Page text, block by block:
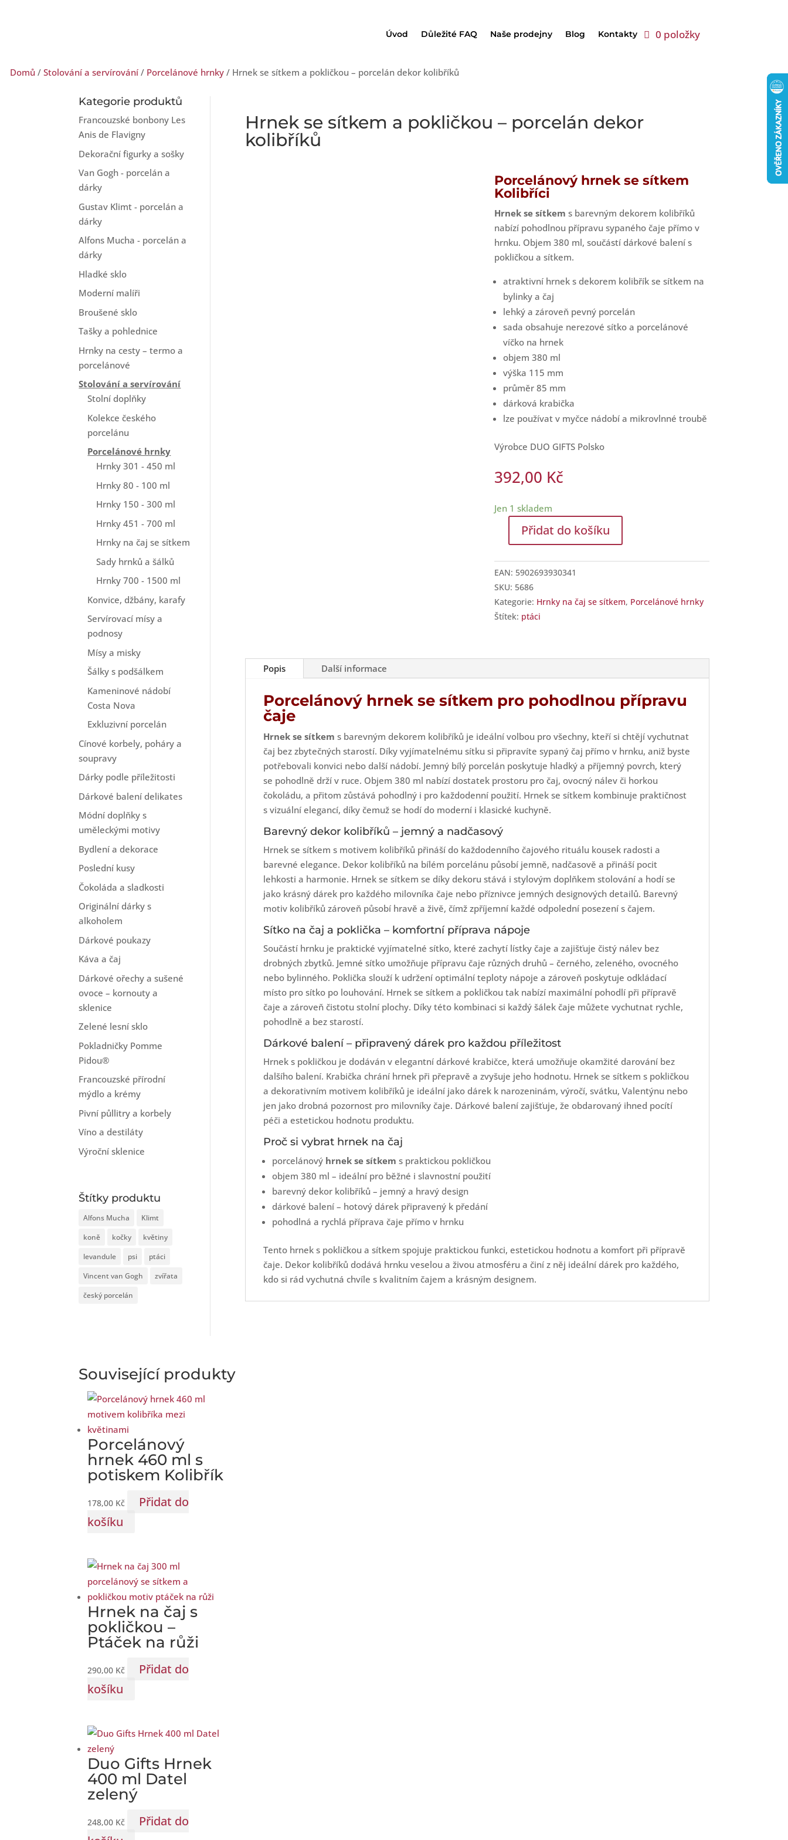
Úvod Důležité FAQ Naše prodejny Blog Kontakty 0 položky
Domů / Stolování a servírování / Porcelánové hrnky / Hrnek se sítkem a pokličkou – porcelán dekor kolibříků
Kategorie produktů
Francouzské bonbony Les
Anis de Flavigny
Dekorační figurky a sošky
Van Gogh - porcelán a
dárky
Gustav Klimt - porcelán a
dárky
Alfons Mucha - porcelán a
dárky
Hladké sklo
Moderní malíři
Broušené sklo
Tašky a pohlednice
Hrnky na cesty – termo a
porcelánové
Stolování a servírování
Stolní doplňky
Kolekce českého
porcelánu
Porcelánové hrnky
Hrnky 301 - 450 ml
Hrnky 80 - 100 ml
Hrnky 150 - 300 ml
Hrnky 451 - 700 ml
Hrnky na čaj se sítkem
Sady hrnků a šálků
Hrnky 700 - 1500 ml
Konvice, džbány, karafy
Servírovací mísy a
podnosy
Mísy a misky
Šálky s podšálkem
Kameninové nádobí
Costa Nova
Exkluzivní porcelán
Cínové korbely, poháry a
soupravy
Dárky podle příležitosti
Dárkové balení delikates
Módní doplňky s
uměleckými motivy
Bydlení a dekorace
Poslední kusy
Čokoláda a sladkosti
Originální dárky s
alkoholem
Dárkové poukazy
Káva a čaj
Dárkové ořechy a sušené
ovoce – kornouty a
sklenice
Zelené lesní sklo
Pokladničky Pomme
Pidou®
Francouzské přírodní
mýdlo a krémy
Pivní půllitry a korbely
Víno a destiláty
Výroční sklenice
Štítky produktu
Alfons Mucha
Klimt
koně
kočky
květiny
levandule
psi
ptáci
Vincent van Gogh
zvířata
český porcelán
Hrnek se sítkem a pokličkou – porcelán dekor
kolibříků
Porcelánový hrnek se sítkem
Kolibříci
Hrnek se sítkem s barevným dekorem kolibříků
nabízí pohodlnou přípravu sypaného čaje přímo v
hrnku. Objem 380 ml, součástí dárkové balení s
pokličkou a sítkem.
atraktivní hrnek s dekorem kolibřík se sítkem na
bylinky a čaj
lehký a zároveň pevný porcelán
sada obsahuje nerezové sítko a porcelánové
víčko na hrnek
objem 380 ml
výška 115 mm
průměr 85 mm
dárková krabička
lze používat v myčce nádobí a mikrovlnné troubě
Výrobce DUO GIFTS Polsko
392,00 Kč
Jen 1 skladem
–
porcelán
Přidat do košíku
EAN: 5902693930341
SKU: 5686
Kategorie: Hrnky na čaj se sítkem, Porcelánové hrnky
Štítek: ptáci
Popis Další informace
Porcelánový hrnek se sítkem pro pohodlnou přípravu
čaje
Hrnek se sítkem s barevným dekorem kolibříků je ideální volbou pro všechny, kteří si chtějí vychutnat
čaj bez zbytečných starostí. Díky vyjímatelnému sítku si připravíte sypaný čaj přímo v hrnku, aniž byste
potřebovali konvici nebo další nádobí. Jemný bílý porcelán poskytuje hladký a příjemný povrch, který
se pohodlně drží v ruce. Objem 380 ml nabízí dostatek prostoru pro čaj, ovocný nálev či horkou
čokoládu, a přitom zůstává pohodlný i pro každodenní použití. Hrnek se sítkem kombinuje praktičnost
s vizuální elegancí, díky čemuž se hodí do moderní i klasické kuchyně.
Barevný dekor kolibříků – jemný a nadčasový
Hrnek se sítkem s motivem kolibříků přináší do každodenního čajového rituálu kousek radosti a
barevné elegance. Dekor kolibříků na bílém porcelánu působí jemně, nadčasově a přináší pocit
lehkosti a harmonie. Hrnek se sítkem se díky dekoru stává i stylovým doplňkem stolování a hodí se
jako krásný dárek pro každého milovníka čaje nebo příznivce jemných designových detailů. Barevný
motiv kolibříků zároveň působí hravě a živě, čímž zpříjemní každé odpolední posezení s čajem.
Sítko na čaj a poklička – komfortní příprava nápoje
Součástí hrnku je praktické vyjímatelné sítko, které zachytí lístky čaje a zajišťuje čistý nálev bez
drobných zbytků. Jemné sítko umožňuje přípravu čaje různých druhů – černého, zeleného, ovocného
nebo bylinného. Poklička slouží k udržení optimální teploty nápoje a zároveň poskytuje odkládací
místo pro sítko po louhování. Hrnek se sítkem a pokličkou tak nabízí maximální pohodlí při přípravě
čaje a zároveň čistotu stolní plochy. Díky této kombinaci si každý šálek čaje můžete vychutnat rychle,
pohodlně a bez starostí.
Dárkové balení – připravený dárek pro každou příležitost
Hrnek s pokličkou je dodáván v elegantní dárkové krabičce, která umožňuje okamžité darování bez
dalšího balení. Krabička chrání hrnek při přepravě a zvyšuje jeho hodnotu. Hrnek se sítkem s pokličkou
a dekorativním motivem kolibříků je ideální jako dárek k narozeninám, výročí, svátku, Valentýnu nebo
jen jako drobná pozornost pro milovníky čaje. Dárkové balení zajišťuje, že obdarovaný ihned pocítí
péči a estetickou hodnotu produktu.
Proč si vybrat hrnek na čaj
porcelánový hrnek se sítkem s praktickou pokličkou
objem 380 ml – ideální pro běžné i slavnostní použití
barevný dekor kolibříků – jemný a hravý design
dárkové balení – hotový dárek připravený k předání
pohodlná a rychlá příprava čaje přímo v hrnku
Tento hrnek s pokličkou a sítkem spojuje praktickou funkci, estetickou hodnotu a komfort při přípravě
čaje. Dekor kolibříků dodává hrnku veselou a živou atmosféru a činí z něj ideální dárek pro každého,
kdo si rád vychutná chvíle s kvalitním čajem a krásným designem.
Související produkty
Porcelánový
hrnek 460 ml s
potiskem Kolibřík
178,00 Kč
Přidat do
košíku
Hrnek na čaj s
pokličkou –
Ptáček na růži
290,00 Kč
Přidat do
košíku
Duo Gifts Hrnek
400 ml Datel
zelený
248,00 Kč
Přidat do